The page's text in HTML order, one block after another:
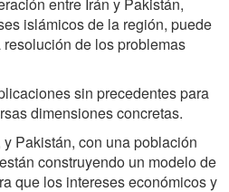
islámicos de la región, puede
de los problemas
sin precedentes para
dimensiones concretas.
Pakistán, con una población
construyendo un modelo de
que los intereses económicos y